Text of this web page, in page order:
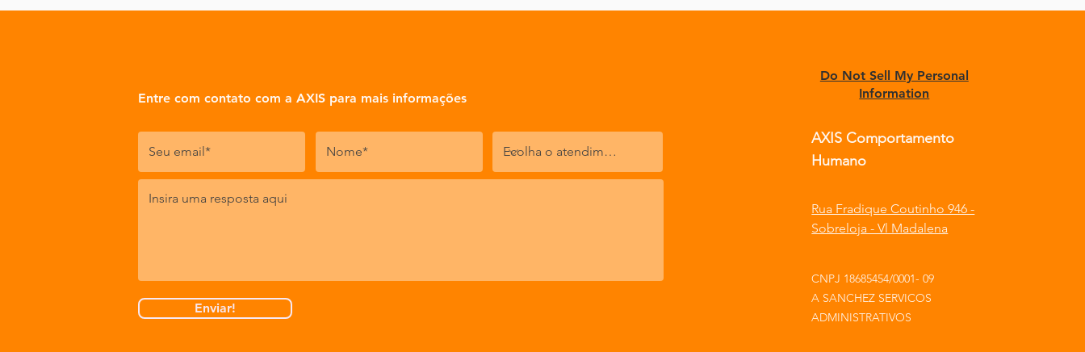
Entre com contato com a AXIS para mais informações
Enviar!
Do Not Sell My Personal
Information
AXIS Comportamento
Humano
Rua Fradique Coutinho 946 -
Sobreloja - Vl Madalena
CNPJ 18685454/0001- 09
A SANCHEZ SERVICOS
ADMINISTRATIVOS